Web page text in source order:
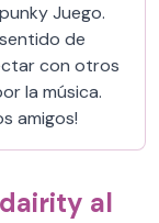
Juego.
de
con otros
la música.
amigos!
al